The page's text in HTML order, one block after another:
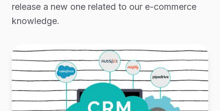
release a new one related to our e-commerce
knowledge.